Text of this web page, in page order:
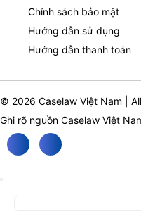
Chính sách bảo mật
Hướng dẫn sử dụng
Hướng dẫn thanh toán
© 2026 Caselaw Việt Nam |
Ghi rõ nguồn Caselaw Việt